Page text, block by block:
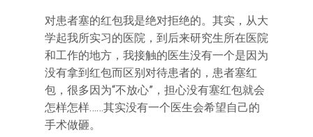
对患者塞的红包我是绝对拒绝的。其实，从大
学起我所实习的医院，到后来研究生所在医院
和工作的地方，我接触的医生没有一个是因为
没有拿到红包而区别对待患者的，患者塞红
包，很多因为“不放心”，担心没有塞红包就会
怎样怎样……其实没有一个医生会希望自己的
手术做砸。